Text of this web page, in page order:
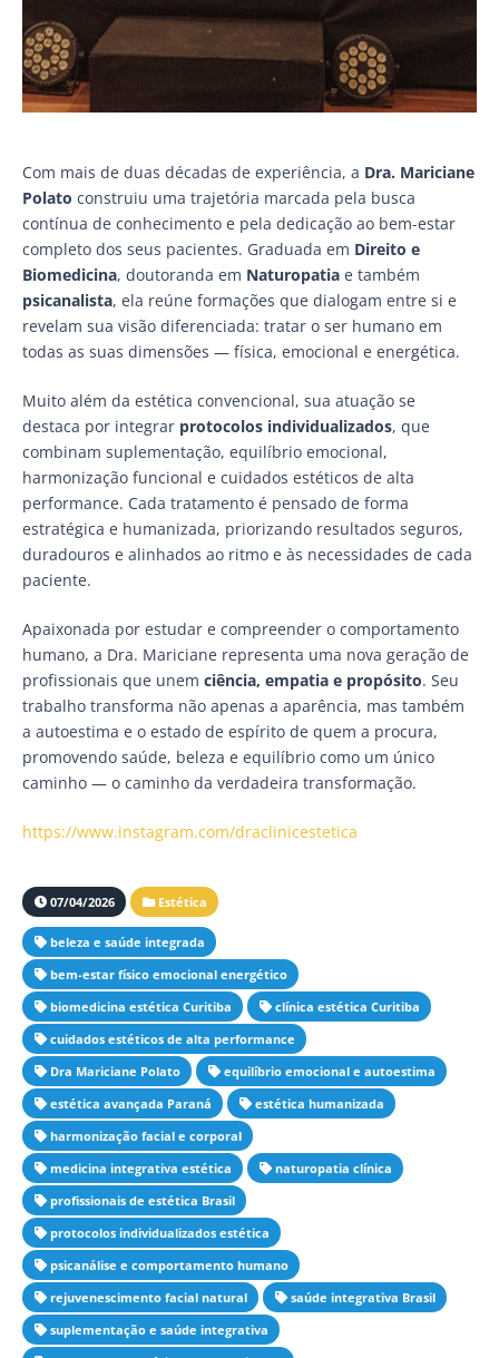
Com mais de duas décadas de experiência, a Dra. Mariciane
Polato construiu uma trajetória marcada pela busca
contínua de conhecimento e pela dedicação ao bem-estar
completo dos seus pacientes. Graduada em Direito e
Biomedicina, doutoranda em Naturopatia e também
psicanalista, ela reúne formações que dialogam entre si e
revelam sua visão diferenciada: tratar o ser humano em
todas as suas dimensões — física, emocional e energética.
Muito além da estética convencional, sua atuação se
destaca por integrar protocolos individualizados, que
combinam suplementação, equilíbrio emocional,
harmonização funcional e cuidados estéticos de alta
performance. Cada tratamento é pensado de forma
estratégica e humanizada, priorizando resultados seguros,
duradouros e alinhados ao ritmo e às necessidades de cada
paciente.
Apaixonada por estudar e compreender o comportamento
humano, a Dra. Mariciane representa uma nova geração de
profissionais que unem ciência, empatia e propósito. Seu
trabalho transforma não apenas a aparência, mas também
a autoestima e o estado de espírito de quem a procura,
promovendo saúde, beleza e equilíbrio como um único
caminho — o caminho da verdadeira transformação.
https://www.instagram.com/draclinicestetica
07/04/2026 Estética
beleza e saúde integrada
bem-estar físico emocional energético
biomedicina estética Curitiba
clínica estética Curitiba
cuidados estéticos de alta performance
Dra Mariciane Polato
equilíbrio emocional e autoestima
estética avançada Paraná
estética humanizada
harmonização facial e corporal
medicina integrativa estética
naturopatia clínica
profissionais de estética Brasil
protocolos individualizados estética
psicanálise e comportamento humano
rejuvenescimento facial natural
saúde integrativa Brasil
suplementação e saúde integrativa